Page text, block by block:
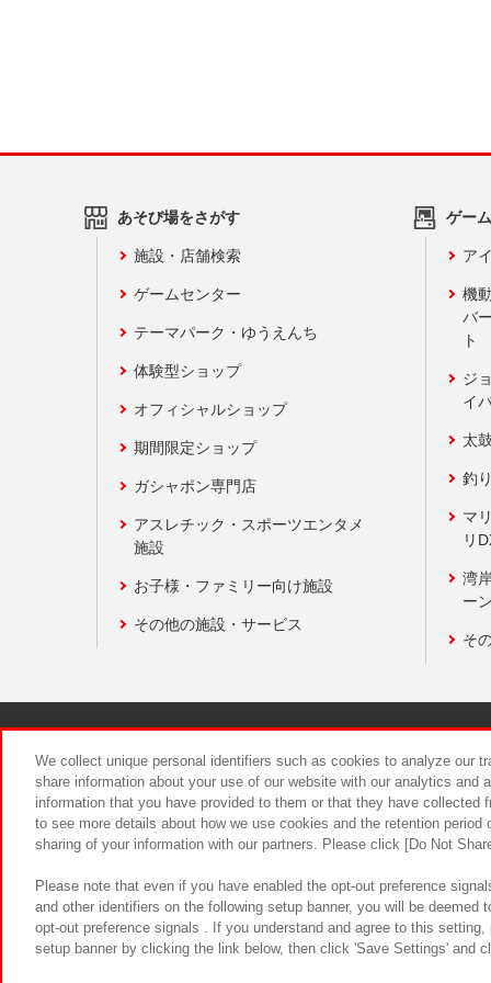
あそび場をさがす
施設・店舗検索
ゲームセンター
テーマパーク・ゆうえんち
体験型ショップ
オフィシャルショップ
期間限定ショップ
ガシャポン専門店
アスレチック・スポーツエンタメ
施設
お子様・ファミリー向け施設
その他の施設・サービス
ゲー
ア
機
バ
ト
ジ
イ
太
釣
マ
リ
湾
ー
そ
食品のご
We collect unique personal identifiers such as cookies to analyze our
share information about your use of our website with our analytics and
information that you have provided to them or that they have
to see more details about how we use cookies and the retention
sharing of your information with our partners. Please click [Do Not
Please note that even if you have enabled the opt-out preference
and other identifiers on the following setup banner, you will be
opt-out preference signals . If you understand and agree to this
setup banner by clicking the link below, then click 'Save Settings' and